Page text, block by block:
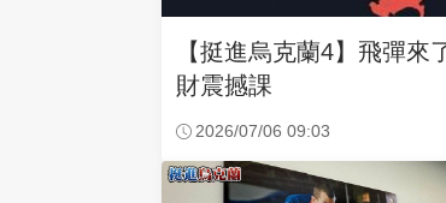
【挺進烏克蘭4】飛彈
財震撼課
2026/07/06 09:03